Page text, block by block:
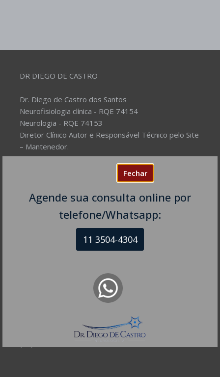
Fechar
Agende sua consulta online por
telefone/Whatsapp:
11 3504-4304
DR DIEGO DE CASTRO
Dr. Diego de Castro dos Santos
Neurofisiologia clínica - RQE 74154
Neurologia - RQE 74153
Diretor Clínico Autor e Responsável Técnico pelo Site
– Mantenedor.
Prover Soluções cada vez mais
completas de forma facilitada para a gestão da saúde
e o bem-estar das pessoas, com excelência,
humanidade e sustentabilidade. Destinado ao
público em geral.
NEUROLOGISTA EM SÃO PAULO – SP
R. Itapeva, 518 - sala 1301
Bela Vista - São Paulo - SP